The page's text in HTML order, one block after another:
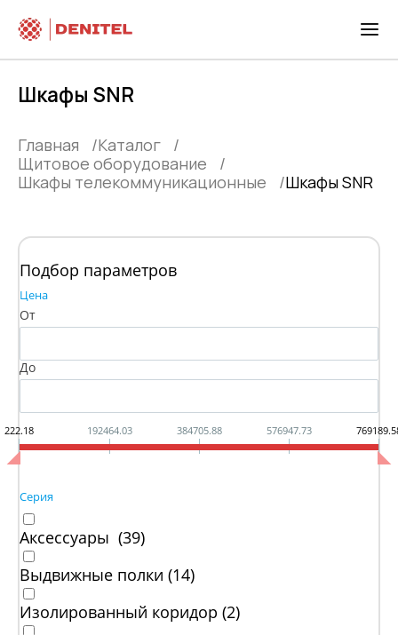
Шкафы SNR
Главная
Каталог
Щитовое оборудование
Шкафы телекоммуникационные
Шкафы SNR
Подбор параметров
Цена
От
До
222.18 192464.03 384705.88 576947.73
Серия
Аксессуары (39)
Выдвижные полки (14)
Изолированный коридор (2)